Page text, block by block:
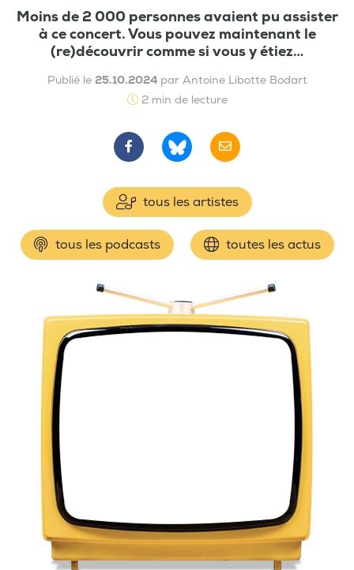
Moins de 2 000 personnes avaient pu assister
à ce concert. Vous pouvez maintenant le
(re)découvrir comme si vous y étiez…
Publié le 25.10.2024 par Antoine Libotte Bodart
2 min de lecture
tous les artistes
tous les podcasts toutes les actus